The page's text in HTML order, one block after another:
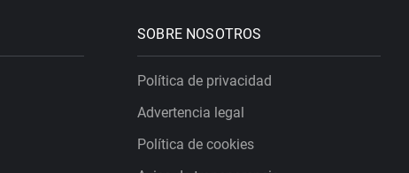
SOBRE NOSOTROS
Política de privacidad
Advertencia legal
Política de cookies